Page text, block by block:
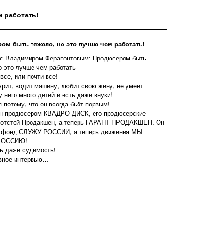
работать!
быть тяжело, но это лучше чем работать!
Владимиром Ферапонтовым: Продюсером быть
это лучше чем работать
или почти все!
водит машину, любит свою жену, не умеет
него много детей и есть даже внуки!
потому, что он всегда бьёт первым!
продюсером КВАДРО-ДИСК, его продюсерские
Продакшен, а теперь ГАРАНТ ПРОДАКШЕН. Он
фонд СЛУЖУ РОССИИ, а теперь движения МЫ
даже судимость!
интервью…